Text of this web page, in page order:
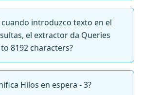
cuando introduzco texto en el
el extractor da Queries
8192 characters?
Hilos en espera - 3?